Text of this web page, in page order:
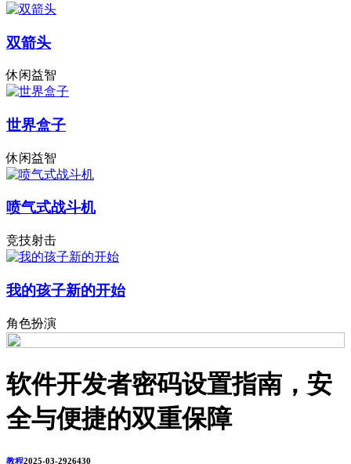
双箭头
休闲益智
世界盒子
休闲益智
喷气式战斗机
竞技射击
我的孩子新的开始
角色扮演
软件开发者密码设置指南，安
全与便捷的双重保障
教程2025-03-2926430